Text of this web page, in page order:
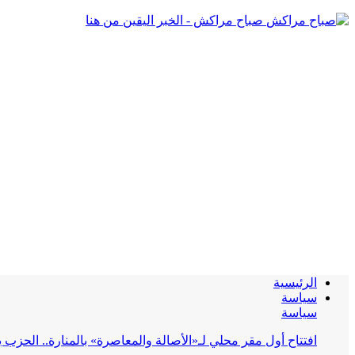
صباح مراكش - الخبر اليقين من هنا
الرئيسية
سياسة
سياسة
افتتاح أول مقر محلي لـ«الأصالة والمعاصرة» بالمنارة..